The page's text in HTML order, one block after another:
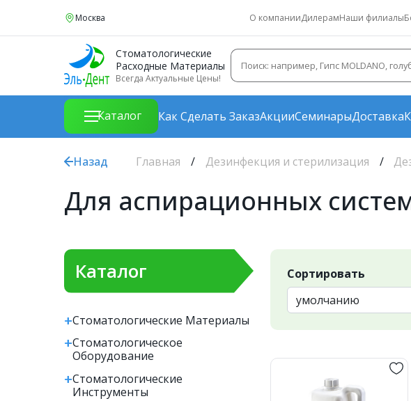
Москва О компанииДилерамНаши филиалы
Стоматологические
Расходные Материалы
Всегда Актуальные Цены!
Каталог Как Сделать ЗаказАкцииСеминарыДоставка
Назад Главная Дезинфекция и стерилизация
Для аспирационных
Каталог
Стоматологические Материалы
Стоматологическое
Оборудование
Стоматологические
Инструменты
Сортировать